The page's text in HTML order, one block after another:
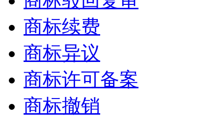
商标续费
商标异议
商标许可备案
商标撤销